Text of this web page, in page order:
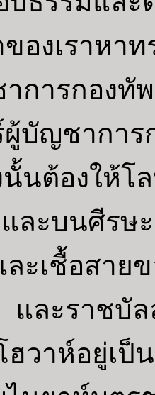
ของเราห
าการกอง
ผู้บัญชากา
ต้องให้โล
ละบนศีรษ
ะเชื้อสาย
ะราชบัล
ฮวาห์อยู่เป็